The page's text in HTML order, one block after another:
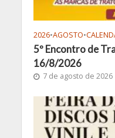
2026•AGOSTO•
5º Encontro de
16/8/2026
7 de agosto de 2026